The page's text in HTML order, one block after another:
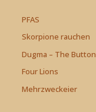
PFAS
Skorpione rauchen
Dugma – The Button
Four Lions
Mehrzweckeier